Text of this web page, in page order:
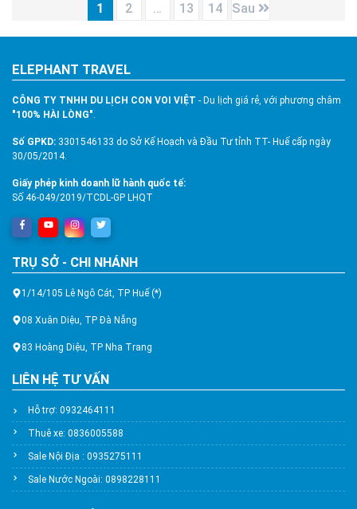
1 2 … 13 14 Sau
ELEPHANT TRAVEL
CÔNG TY TNHH DU LỊCH CON VOI VIỆT - Du lịch giá rẻ, với phương châm
"100% HÀI LÒNG".
Số GPKD: 3301546133 do Sở Kế Hoạch và Đầu Tư tỉnh TT- Huế cấp ngày
30/05/2014.
Giấy phép kinh doanh lữ hành quốc tế:
Số 46-049/2019/TCDL-GP LHQT
TRỤ SỞ - CHI NHÁNH
1/14/105 Lê Ngô Cát, TP Huế (*)
08 Xuân Diệu, TP Đà Nẵng
83 Hoàng Diệu, TP Nha Trang
LIÊN HỆ TƯ VẤN
Hỗ trợ: 0932464111
Thuê xe: 0836005588
Sale Nội Địa : 0935275111
Sale Nước Ngoài: 0898228111